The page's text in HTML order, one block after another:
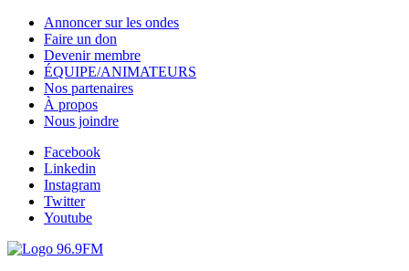
Annoncer sur les ondes
Faire un don
Devenir membre
ÉQUIPE/ANIMATEURS
Nos partenaires
À propos
Nous joindre
Facebook
Linkedin
Instagram
Twitter
Youtube